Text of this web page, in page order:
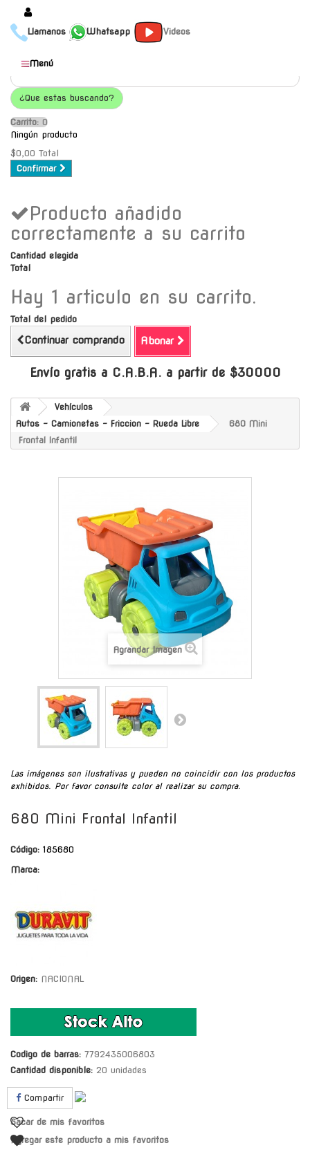
Llamanos Whatsapp Videos
Productos
Populares
Categorías
Marcas
Mayoristas
Contacto
Envío gratis a C.A.B.A. a
partir de $30000
Menú
¿Que estas buscando?
Carrito: O
Ningún producto
$0,00 Total
Confirmar
Producto añadido
correctamente a su carrito
Cantidad elegida
Total
Hay 1 articulo en su carrito.
Total del pedido
Continuar comprando Abonar
Envío gratis a C.A.B.A. a partir de $30000
Vehículos
Autos - Camionetas - Friccion - Rueda Libre
680 Mini
Frontal Infantil
Agrandar Imagen
Las imágenes son ilustrativas y pueden no coincidir con los productos
exhibidos. Por favor consulte color al realizar su compra.
680 Mini Frontal Infantil
Código: 185680
Marca:
Origen: NACIONAL
Codigo de barras: 7792435006803
Cantidad disponible: 20 unidades
Compartir
Sacar de mis favoritos
Agregar este producto a mis favoritos